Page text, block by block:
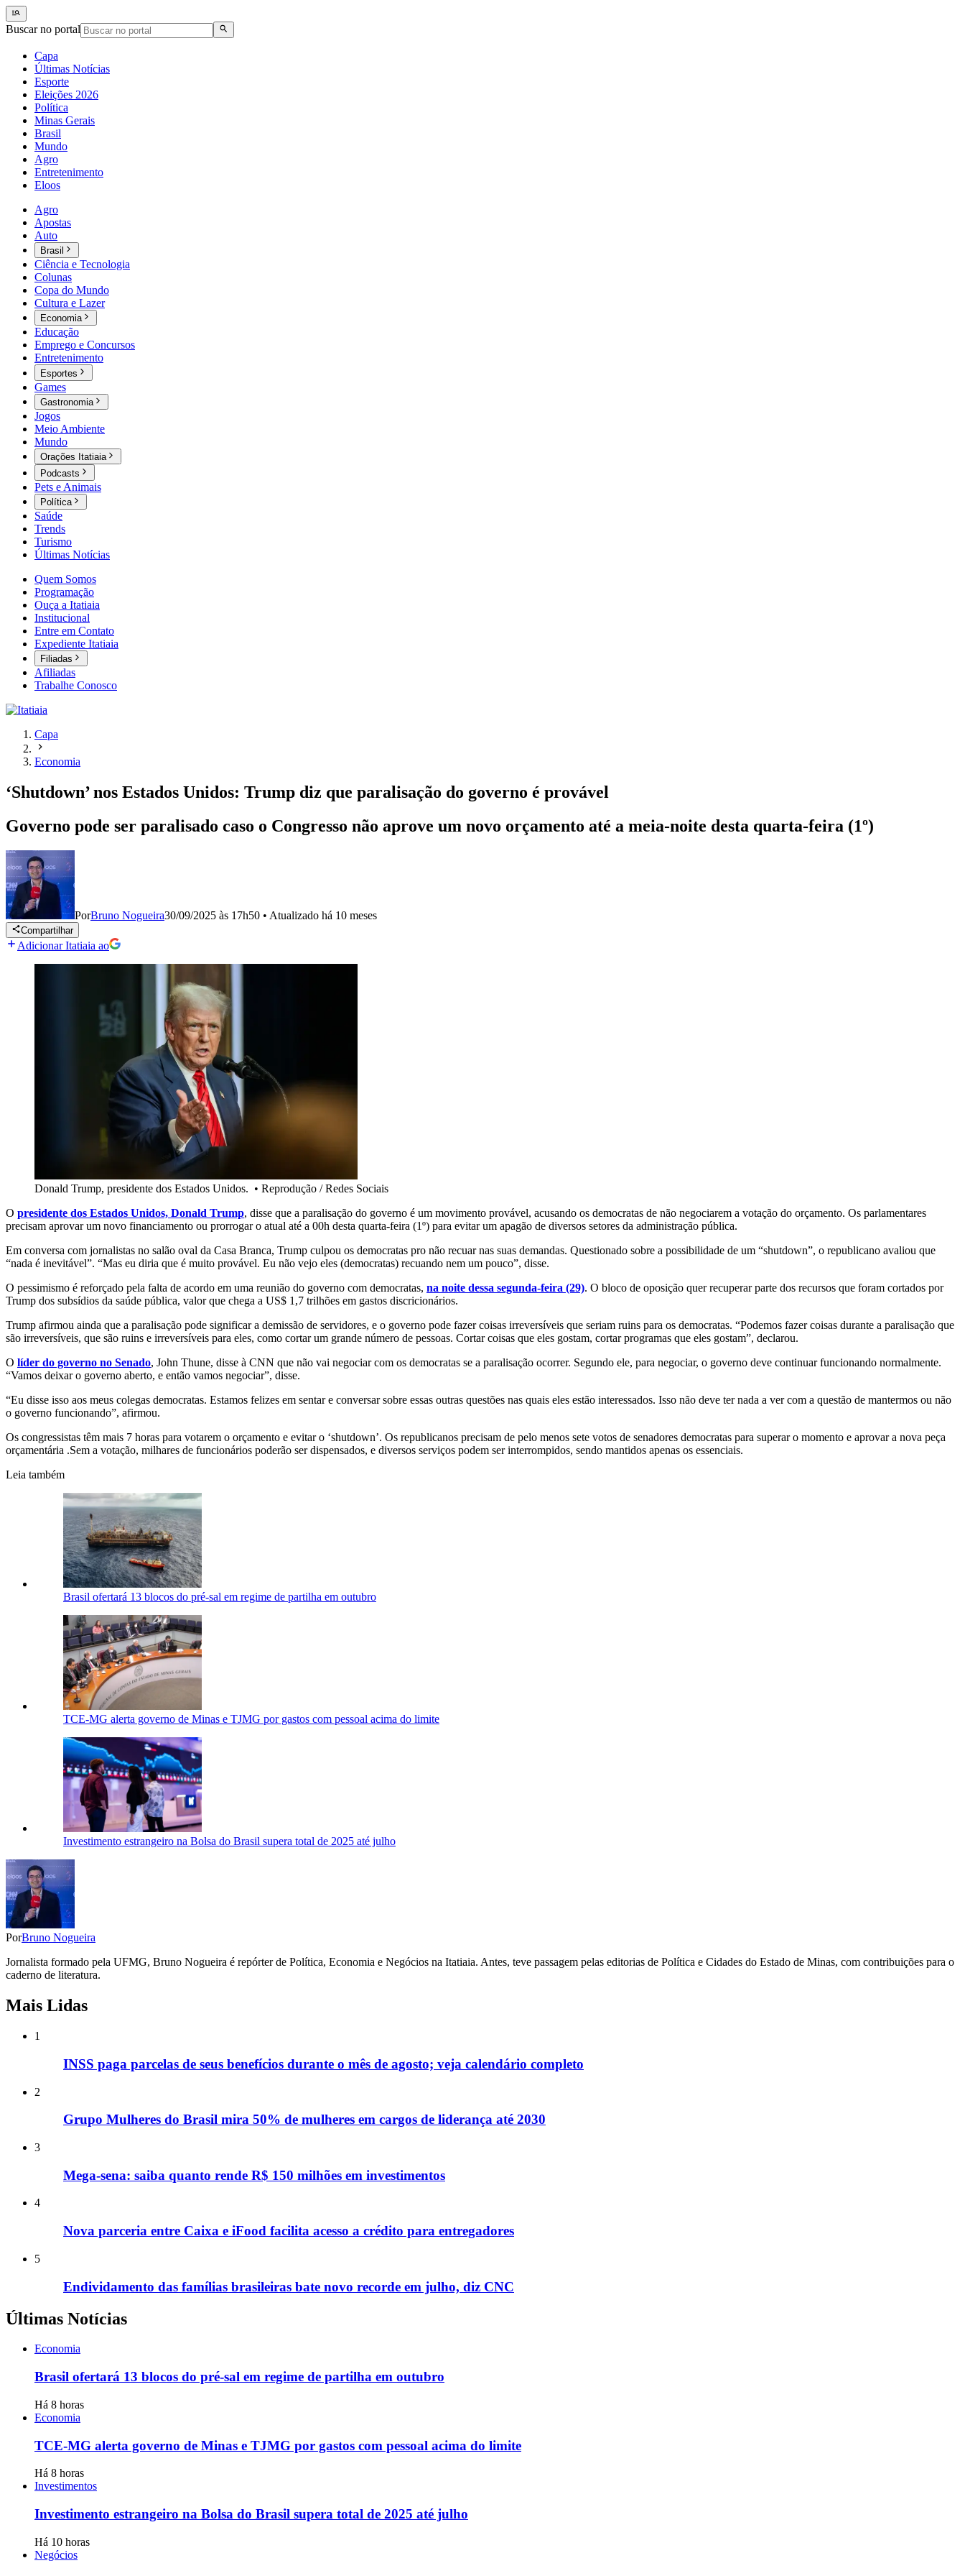
Buscar no portal
Capa
Últimas Notícias
Esporte
Eleições 2026
Política
Minas Gerais
Brasil
Mundo
Agro
Entretenimento
Eloos
Agro
Apostas
Auto
Brasil
Ciência e Tecnologia
Colunas
Copa do Mundo
Cultura e Lazer
Economia
Educação
Emprego e Concursos
Entretenimento
Esportes
Games
Gastronomia
Jogos
Meio Ambiente
Mundo
Orações Itatiaia
Podcasts
Pets e Animais
Política
Saúde
Trends
Turismo
Últimas Notícias
Quem Somos
Programação
Ouça a Itatiaia
Institucional
Entre em Contato
Expediente Itatiaia
Filiadas
Afiliadas
Trabalhe Conosco
Capa
Economia
‘Shutdown’ nos Estados Unidos: Trump diz que paralisação do governo é provável
Governo pode ser paralisado caso o Congresso não aprove um novo orçamento até a meia-noite desta quarta-feira (1º)
PorBruno Nogueira30/09/2025 às 17h50 • Atualizado há 10 meses
Compartilhar
Adicionar Itatiaia ao
Donald Trump, presidente dos Estados Unidos. • Reprodução / Redes Sociais
O presidente dos Estados Unidos, Donald Trump, disse que a paralisação do governo é um movimento provável, acusando os democratas de não negociarem a votação do orçamento. Os parlamentares
precisam aprovar um novo financiamento ou prorrogar o atual até a 00h desta quarta-feira (1º) para evitar um apagão de diversos setores da administração pública.
Em conversa com jornalistas no salão oval da Casa Branca, Trump culpou os democratas pro não recuar nas suas demandas. Questionado sobre a possibilidade de um “shutdown”, o republicano avaliou que
“nada é inevitável”. “Mas eu diria que é muito provável. Eu não vejo eles (democratas) recuando nem um pouco”, disse.
O pessimismo é reforçado pela falta de acordo em uma reunião do governo com democratas, na noite dessa segunda-feira (29). O bloco de oposição quer recuperar parte dos recursos que foram cortados por
Trump dos subsídios da saúde pública, valor que chega a US$ 1,7 trilhões em gastos discricionários.
Trump afirmou ainda que a paralisação pode significar a demissão de servidores, e o governo pode fazer coisas irreversíveis que seriam ruins para os democratas. “Podemos fazer coisas durante a paralisação que
são irreversíveis, que são ruins e irreversíveis para eles, como cortar um grande número de pessoas. Cortar coisas que eles gostam, cortar programas que eles gostam”, declarou.
O líder do governo no Senado, John Thune, disse à CNN que não vai negociar com os democratas se a paralisação ocorrer. Segundo ele, para negociar, o governo deve continuar funcionando normalmente.
“Vamos deixar o governo aberto, e então vamos negociar”, disse.
“Eu disse isso aos meus colegas democratas. Estamos felizes em sentar e conversar sobre essas outras questões nas quais eles estão interessados. Isso não deve ter nada a ver com a questão de mantermos ou não
o governo funcionando”, afirmou.
Os congressistas têm mais 7 horas para votarem o orçamento e evitar o ‘shutdown’. Os republicanos precisam de pelo menos sete votos de senadores democratas para superar o momento e aprovar a nova peça
orçamentária .Sem a votação, milhares de funcionários poderão ser dispensados, e diversos serviços podem ser interrompidos, sendo mantidos apenas os essenciais.
Leia também
Brasil ofertará 13 blocos do pré-sal em regime de partilha em outubro
TCE-MG alerta governo de Minas e TJMG por gastos com pessoal acima do limite
Investimento estrangeiro na Bolsa do Brasil supera total de 2025 até julho
PorBruno Nogueira
Jornalista formado pela UFMG, Bruno Nogueira é repórter de Política, Economia e Negócios na Itatiaia. Antes, teve passagem pelas editorias de Política e Cidades do Estado de Minas, com contribuições para o
caderno de literatura.
Mais Lidas
1
INSS paga parcelas de seus benefícios durante o mês de agosto; veja calendário completo
2
Grupo Mulheres do Brasil mira 50% de mulheres em cargos de liderança até 2030
3
Mega-sena: saiba quanto rende R$ 150 milhões em investimentos
4
Nova parceria entre Caixa e iFood facilita acesso a crédito para entregadores
5
Endividamento das famílias brasileiras bate novo recorde em julho, diz CNC
Últimas Notícias
Economia
Brasil ofertará 13 blocos do pré-sal em regime de partilha em outubro
Há 8 horas
Economia
TCE-MG alerta governo de Minas e TJMG por gastos com pessoal acima do limite
Há 8 horas
Investimentos
Investimento estrangeiro na Bolsa do Brasil supera total de 2025 até julho
Há 10 horas
Negócios